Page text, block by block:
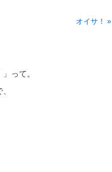
オイサ！ »
って。